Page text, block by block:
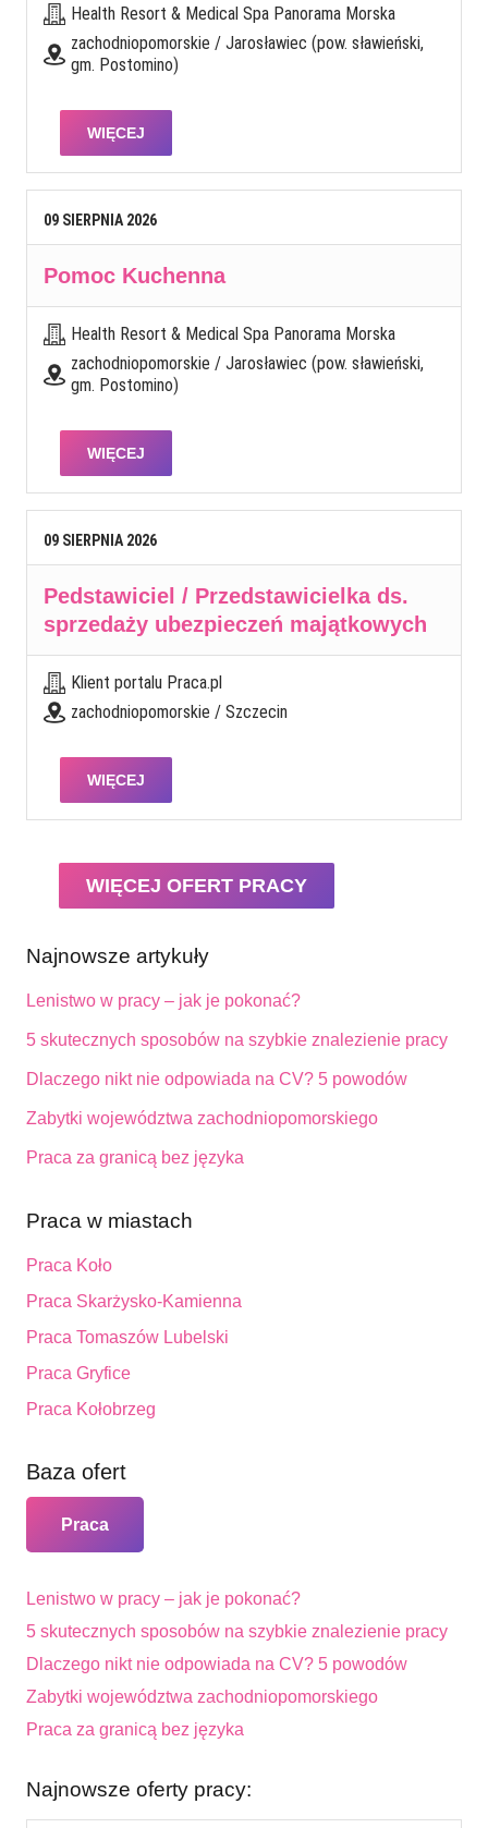
Health Resort & Medical Spa Panorama Morska
zachodniopomorskie / Jarosławiec (pow. sławieński,
gm. Postomino)
WIĘCEJ
09 SIERPNIA 2026
Pomoc Kuchenna
Health Resort & Medical Spa Panorama Morska
zachodniopomorskie / Jarosławiec (pow. sławieński,
gm. Postomino)
WIĘCEJ
09 SIERPNIA 2026
Pedstawiciel / Przedstawicielka ds.
sprzedaży ubezpieczeń majątkowych
Klient portalu Praca.pl
zachodniopomorskie / Szczecin
WIĘCEJ
WIĘCEJ OFERT PRACY
Najnowsze artykuły
Lenistwo w pracy – jak je pokonać?
5 skutecznych sposobów na szybkie znalezienie pracy
Dlaczego nikt nie odpowiada na CV? 5 powodów
Zabytki województwa zachodniopomorskiego
Praca za granicą bez języka
Praca w miastach
Praca Koło
Praca Skarżysko-Kamienna
Praca Tomaszów Lubelski
Praca Gryfice
Praca Kołobrzeg
Baza ofert
Praca
Lenistwo w pracy – jak je pokonać?
5 skutecznych sposobów na szybkie znalezienie pracy
Dlaczego nikt nie odpowiada na CV? 5 powodów
Zabytki województwa zachodniopomorskiego
Praca za granicą bez języka
Najnowsze oferty pracy: